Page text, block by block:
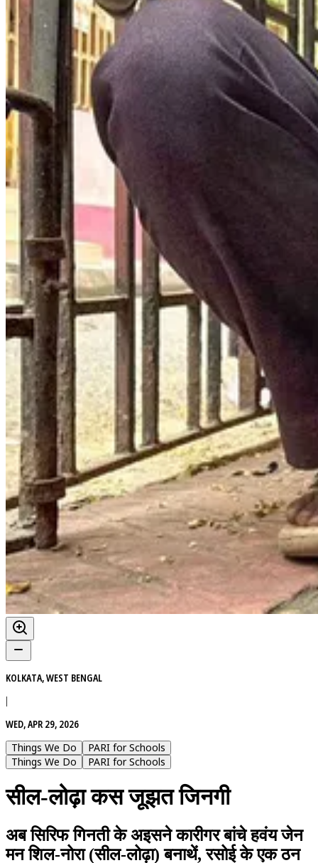
KOLKATA, WEST BENGAL
|
WED, APR 29, 2026
Things We Do
PARI for Schools
Things We Do
PARI for Schools
सील-लोढ़ा कस जूझत जिनगी
अब सिरिफ गिनती के अइसने कारीगर बांचे हवंय जेन
मन शिल-नोरा (सील-लोढ़ा) बनाथें, रसोई के एक ठन